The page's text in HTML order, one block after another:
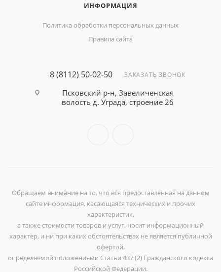
ИНФОРМАЦИЯ
Политика обработки персональных данных
Правила сайта
8 (8112) 50-02-50 ЗАКАЗАТЬ ЗВОНОК
Псковский р-н, Завеличенская
волость д. Уграда, строение 26
Обращаем внимание на то, что вся предоставленная на данном
сайте информация, касающаяся технических и прочих
характеристик,
а также стоимости товаров и услуг, носит информационный
характер, и ни при каких обстоятельствах не является публичной
офертой,
определяемой положениями Статьи 437 (2) Гражданского кодекса
Российской Федерации.